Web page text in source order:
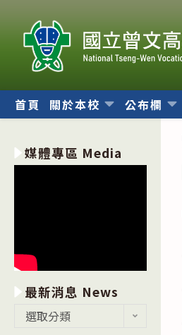
內
首頁 關於本校 公布欄
媒體專區 Media
最新消息 News
選取分類